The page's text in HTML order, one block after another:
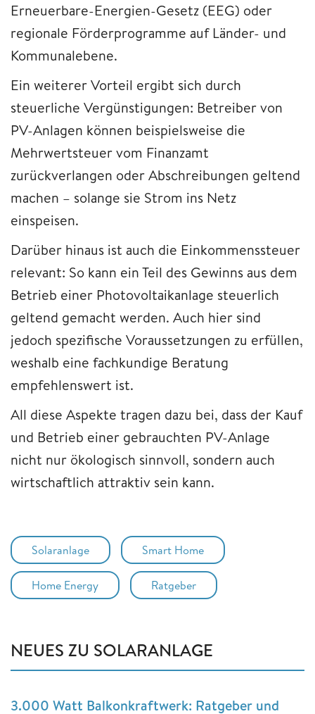
Erneuerbare-Energien-Gesetz (EEG) oder
regionale Förderprogramme auf Länder- und
Kommunalebene.
Ein weiterer Vorteil ergibt sich durch
steuerliche Vergünstigungen: Betreiber von
PV-Anlagen können beispielsweise die
Mehrwertsteuer vom Finanzamt
zurückverlangen oder Abschreibungen geltend
machen – solange sie Strom ins Netz
einspeisen.
Darüber hinaus ist auch die Einkommenssteuer
relevant: So kann ein Teil des Gewinns aus dem
Betrieb einer Photovoltaikanlage steuerlich
geltend gemacht werden. Auch hier sind
jedoch spezifische Voraussetzungen zu erfüllen,
weshalb eine fachkundige Beratung
empfehlenswert ist.
All diese Aspekte tragen dazu bei, dass der Kauf
und Betrieb einer gebrauchten PV-Anlage
nicht nur ökologisch sinnvoll, sondern auch
wirtschaftlich attraktiv sein kann.
Solaranlage Smart Home
Home Energy Ratgeber
NEUES ZU SOLARANLAGE
3.000 Watt Balkonkraftwerk: Ratgeber und